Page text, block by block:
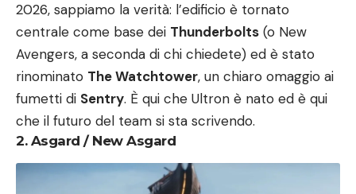
2026, sappiamo la verità: l’edificio è tornato
centrale come base dei Thunderbolts (o New
Avengers, a seconda di chi chiedete) ed è stato
rinominato The Watchtower, un chiaro omaggio ai
fumetti di Sentry. È qui che Ultron è nato ed è qui
che il futuro del team si sta scrivendo.
2. Asgard / New Asgard